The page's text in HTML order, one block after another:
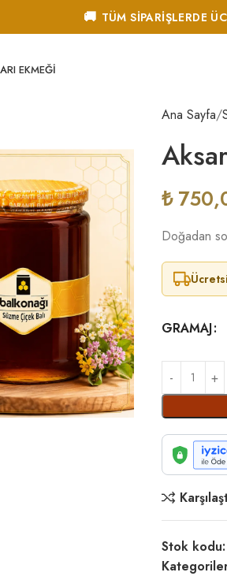
🚚 TÜM SİPARİŞLERDE
ARI EKMEĞI
Ana Sayfa
₺
Doğadan
GRAMAJ
Stok kodu: